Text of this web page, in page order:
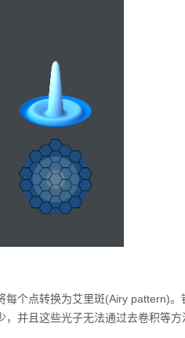
个点转换为艾里斑(Airy pattern)。
并且这些光子无法通过去卷积等方